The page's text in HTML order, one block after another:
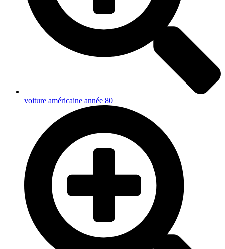
voiture américaine année 80